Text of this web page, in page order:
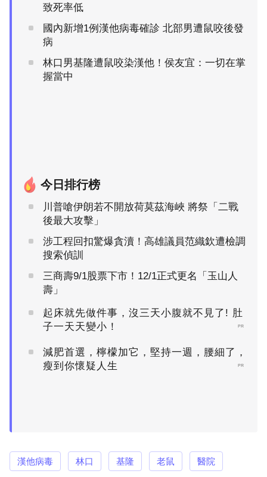
致死率低
國內新增1例漢他病毒確診 北部男遭鼠咬後發
病
林口男基隆遭鼠咬染漢他！侯友宜：一切在掌
握當中
今日排行榜
川普嗆伊朗若不開放荷莫茲海峽 將祭「二戰
後最大攻擊」
涉工程回扣驚爆貪瀆！高雄議員范織欽遭檢調
搜索偵訓
三商壽9/1股票下市！12/1正式更名「玉山人
壽」
起床就先做件事，沒三天小腹就不見了! 肚
子一天天變小！
PR
減肥首選，檸檬加它，堅持一週，腰細了，
瘦到你懷疑人生
PR
漢他病毒 林口 基隆 老鼠 醫院